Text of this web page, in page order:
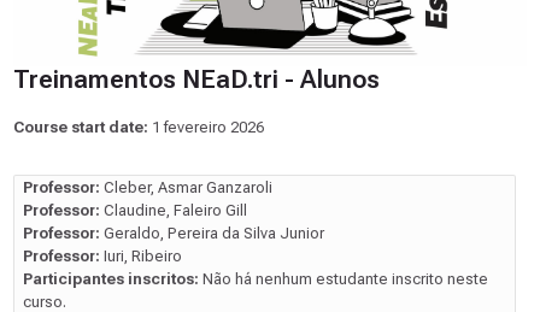
Treinamentos NEaD.tri - Alunos
Course start date: 1 fevereiro 2026
Professor: Cleber, Asmar Ganzaroli
Professor: Claudine, Faleiro Gill
Professor: Geraldo, Pereira da Silva Junior
Professor: Iuri, Ribeiro
Participantes inscritos: Não há nenhum estudante inscrito neste
curso.